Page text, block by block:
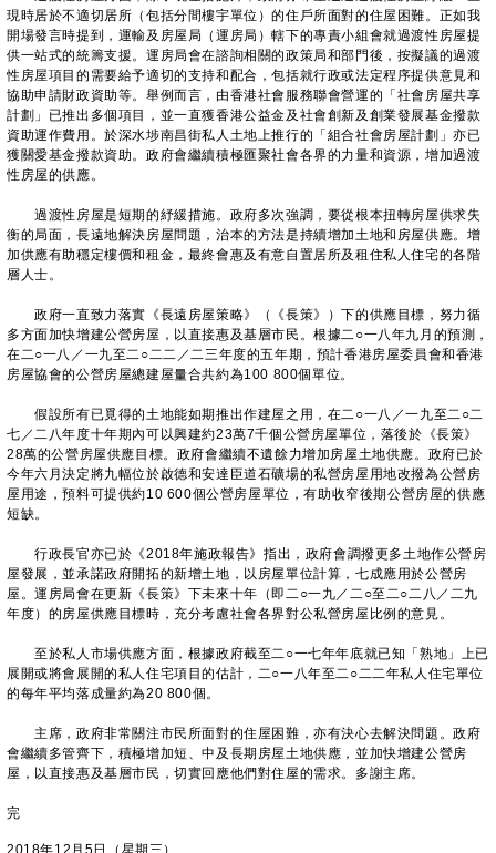
現時居於不適切居所（包括分間樓宇單位）的住戶所面對的住屋困難。正如我
開場發言時提到，運輸及房屋局（運房局）轄下的專責小組會就過渡性房屋提
供一站式的統籌支援。運房局會在諮詢相關的政策局和部門後，按擬議的過渡
性房屋項目的需要給予適切的支持和配合，包括就行政或法定程序提供意見和
協助申請財政資助等。舉例而言，由香港社會服務聯會營運的「社會房屋共享
計劃」已推出多個項目，並一直獲香港公益金及社會創新及創業發展基金撥款
資助運作費用。於深水埗南昌街私人土地上推行的「組合社會房屋計劃」亦已
獲關愛基金撥款資助。政府會繼續積極匯聚社會各界的力量和資源，增加過渡
性房屋的供應。
過渡性房屋是短期的紓緩措施。政府多次強調，要從根本扭轉房屋供求失
衡的局面，長遠地解決房屋問題，治本的方法是持續增加土地和房屋供應。增
加供應有助穩定樓價和租金，最終會惠及有意自置居所及租住私人住宅的各階
層人士。
政府一直致力落實《長遠房屋策略》（《長策》）下的供應目標，努力循
多方面加快增建公營房屋，以直接惠及基層市民。根據二○一八年九月的預測，
在二○一八／一九至二○二二／二三年度的五年期，預計香港房屋委員會和香港
房屋協會的公營房屋總建屋量合共約為100 800個單位。
假設所有已覓得的土地能如期推出作建屋之用，在二○一八／一九至二○二
七／二八年度十年期內可以興建約23萬7千個公營房屋單位，落後於《長策》
28萬的公營房屋供應目標。政府會繼續不遺餘力增加房屋土地供應。政府已於
今年六月決定將九幅位於啟德和安達臣道石礦場的私營房屋用地改撥為公營房
屋用途，預料可提供約10 600個公營房屋單位，有助收窄後期公營房屋的供應
短缺。
行政長官亦已於《2018年施政報告》指出，政府會調撥更多土地作公營房
屋發展，並承諾政府開拓的新增土地，以房屋單位計算，七成應用於公營房
屋。運房局會在更新《長策》下未來十年（即二○一九／二○至二○二八／二九
年度）的房屋供應目標時，充分考慮社會各界對公私營房屋比例的意見。
至於私人市場供應方面，根據政府截至二○一七年年底就已知「熟地」上已
展開或將會展開的私人住宅項目的估計，二○一八年至二○二二年私人住宅單位
的每年平均落成量約為20 800個。
主席，政府非常關注市民所面對的住屋困難，亦有決心去解決問題。政府
會繼續多管齊下，積極增加短、中及長期房屋土地供應，並加快增建公營房
屋，以直接惠及基層市民，切實回應他們對住屋的需求。多謝主席。
完
2018年12月5日（星期三）